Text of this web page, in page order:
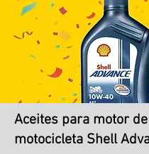
Aceites para motor de
motocicleta Shell